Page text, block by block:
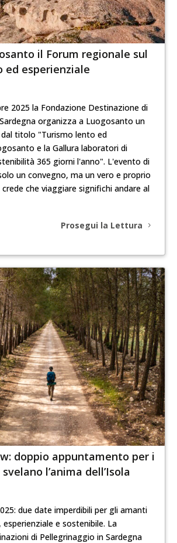
il Forum regionale sul
ed esperienziale
2025 la Fondazione Destinazione di
organizza a Luogosanto un
dal titolo "Turismo lento ed
e la Gallura laboratori di
365 giorni l'anno". L'evento di
un convegno, ma un vero e proprio
che viaggiare significhi andare al
Prosegui la Lettura
doppio appuntamento per i
l’anima dell’Isola
due date imperdibili per gli amanti
e sostenibile. La
di Pellegrinaggio in Sardegna